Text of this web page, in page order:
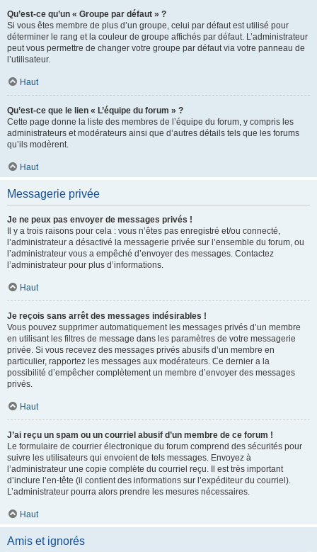
Qu’est-ce qu’un « Groupe par défaut » ?
Si vous êtes membre de plus d’un groupe, celui par défaut est utilisé pour
déterminer le rang et la couleur de groupe affichés par défaut. L’administrateur
peut vous permettre de changer votre groupe par défaut via votre panneau de
l’utilisateur.
Haut
Qu’est-ce que le lien « L’équipe du forum » ?
Cette page donne la liste des membres de l’équipe du forum, y compris les
administrateurs et modérateurs ainsi que d’autres détails tels que les forums
qu’ils modèrent.
Haut
Messagerie privée
Je ne peux pas envoyer de messages privés !
Il y a trois raisons pour cela : vous n’êtes pas enregistré et/ou connecté,
l’administrateur a désactivé la messagerie privée sur l’ensemble du forum, ou
l’administrateur vous a empêché d’envoyer des messages. Contactez
l’administrateur pour plus d’informations.
Haut
Je reçois sans arrêt des messages indésirables !
Vous pouvez supprimer automatiquement les messages privés d’un membre
en utilisant les filtres de message dans les paramètres de votre messagerie
privée. Si vous recevez des messages privés abusifs d’un membre en
particulier, rapportez les messages aux modérateurs. Ce dernier a la
possibilité d’empêcher complètement un membre d’envoyer des messages
privés.
Haut
J’ai reçu un spam ou un courriel abusif d’un membre de ce forum !
Le formulaire de courrier électronique du forum comprend des sécurités pour
suivre les utilisateurs qui envoient de tels messages. Envoyez à
l’administrateur une copie complète du courriel reçu. Il est très important
d’inclure l’en-tête (il contient des informations sur l’expéditeur du courriel).
L’administrateur pourra alors prendre les mesures nécessaires.
Haut
Amis et ignorés